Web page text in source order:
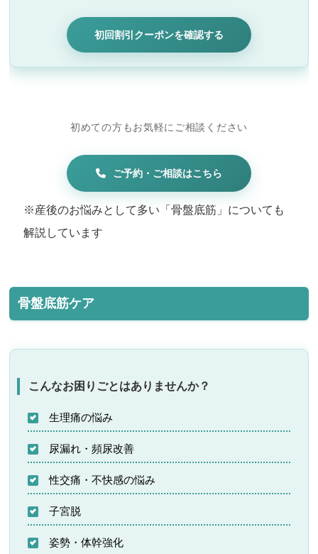
初回割引クーポンを確認する
初めての方もお気軽にご相談ください
ご予約・ご相談はこちら
※産後のお悩みとして多い「骨盤底筋」についても
解説しています
骨盤底筋ケア
こんなお困りごとはありませんか？
生理痛の悩み
尿漏れ・頻尿改善
性交痛・不快感の悩み
子宮脱
姿勢・体幹強化